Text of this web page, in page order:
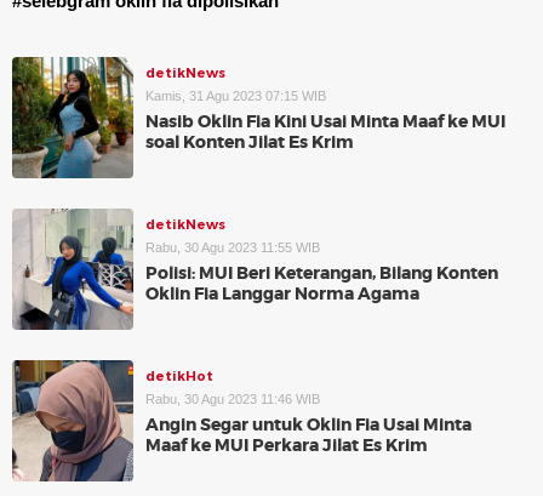
detikNews
Kamis, 31 Agu 2023 07:15 WIB
Nasib Oklin Fia Kini Usai Minta Maaf ke MUI
soal Konten Jilat Es Krim
detikNews
Rabu, 30 Agu 2023 11:55 WIB
Polisi: MUI Beri Keterangan, Bilang Konten
Oklin Fia Langgar Norma Agama
detikHot
Rabu, 30 Agu 2023 11:46 WIB
Angin Segar untuk Oklin Fia Usai Minta
Maaf ke MUI Perkara Jilat Es Krim